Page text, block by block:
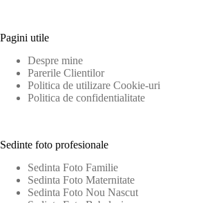
Pagini utile
Despre mine
Parerile Clientilor
Politica de utilizare Cookie-uri
Politica de confidentialitate
Sedinte foto profesionale
Sedinta Foto Familie
Sedinta Foto Maternitate
Sedinta Foto Nou Nascut